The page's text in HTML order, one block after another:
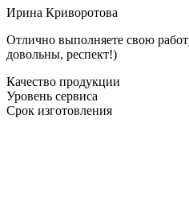
Ирина Криворотова
Отлично выполняете свою
довольны, респект!)
Качество продукции
Уровень сервиса
Срок изготовления